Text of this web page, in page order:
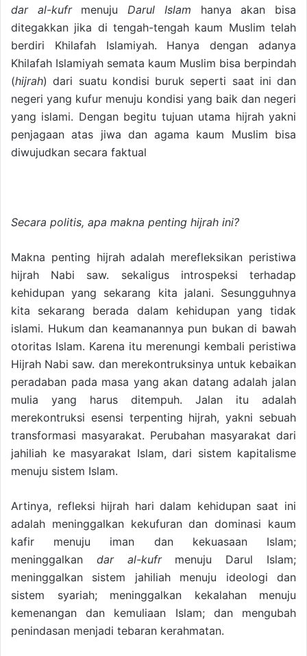
dar al-kufr menuju Darul Islam hanya akan bisa
ditegakkan jika di tengah-tengah kaum Muslim telah
berdiri Khilafah Islamiyah. Hanya dengan adanya
Khilafah Islamiyah semata kaum Muslim bisa berpindah
(hijrah) dari suatu kondisi buruk seperti saat ini dan
negeri yang kufur menuju kondisi yang baik dan negeri
yang islami. Dengan begitu tujuan utama hijrah yakni
penjagaan atas jiwa dan agama kaum Muslim bisa
diwujudkan secara faktual
Secara politis, apa makna penting hijrah ini?
Makna penting hijrah adalah merefleksikan peristiwa
hijrah Nabi saw. sekaligus introspeksi terhadap
kehidupan yang sekarang kita jalani. Sesungguhnya
kita sekarang berada dalam kehidupan yang tidak
islami. Hukum dan keamanannya pun bukan di bawah
otoritas Islam. Karena itu merenungi kembali peristiwa
Hijrah Nabi saw. dan merekontruksinya untuk kebaikan
peradaban pada masa yang akan datang adalah jalan
mulia yang harus ditempuh. Jalan itu adalah
merekontruksi esensi terpenting hijrah, yakni sebuah
transformasi masyarakat. Perubahan masyarakat dari
jahiliah ke masyarakat Islam, dari sistem kapitalisme
menuju sistem Islam.
Artinya, refleksi hijrah hari dalam kehidupan saat ini
adalah meninggalkan kekufuran dan dominasi kaum
kafir menuju iman dan kekuasaan Islam;
meninggalkan dar al-kufrmenuju Darul Islam;
meninggalkan sistem jahiliah menuju ideologi dan
sistem syariah; meninggalkan kekalahan menuju
kemenangan dan kemuliaan Islam; dan mengubah
penindasan menjadi tebaran kerahmatan.